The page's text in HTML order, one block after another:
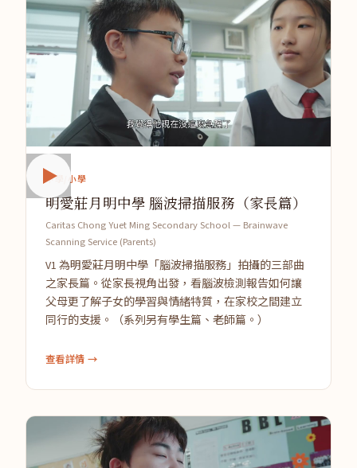
中學/小學
明愛莊月明中學 腦波掃描服務（家長篇）
Caritas Chong Yuet Ming Secondary School — Brainwave
Scanning Service (Parents)
V1 為明愛莊月明中學「腦波掃描服務」拍攝的三部曲
之家長篇。從家長視角出發，看腦波檢測報告如何讓
父母更了解子女的學習與情緒特質，在家校之間建立
同行的支援。（系列另有學生篇、老師篇。）
查看詳情 →